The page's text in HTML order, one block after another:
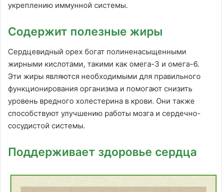
укреплению иммунной системы.
Содержит полезные жиры
Сердцевидный орех богат полиненасыщенными
жирными кислотами, такими как омега-3 и омега-6.
Эти жиры являются необходимыми для правильного
функционирования организма и помогают снизить
уровень вредного холестерина в крови. Они также
способствуют улучшению работы мозга и сердечно-
сосудистой системы.
Поддерживает здоровье сердца